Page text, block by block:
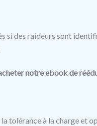
si des raideurs sont
notre ebook de
tolérance à la charge et